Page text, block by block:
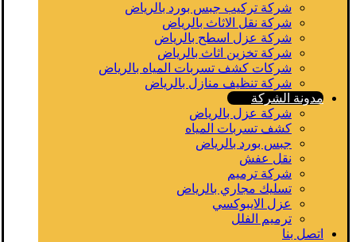
شركة تركيب جبس بورد بالرياض
شركة نقل الاثاث بالرياض
شركة عزل اسطح بالرياض
شركة تخزين اثاث بالرياض
شركات كشف تسربات المياه بالرياض
شركة تنظيف منازل بالرياض
مدونة الشركة
شركة عزل بالرياض
كشف تسربات المياه
جبس بورد بالرياض
نقل عفش
شركة ترميم
تسليك مجاري بالرياض
عزل الايبوكسي
ترميم الفلل
اتصل بنا